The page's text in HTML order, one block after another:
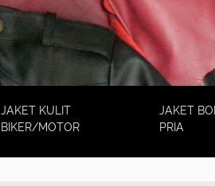
JAKET KULIT
BIKER/MOTOR
JAKET
PRIA